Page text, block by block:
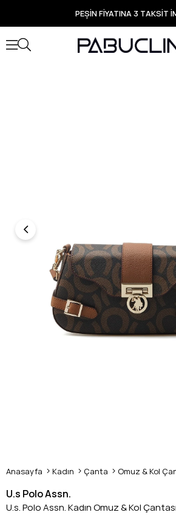
PEŞİN FİYATINA 3 TAKSİT
TÜM ÜRÜNLERDE ÜCRETSİZ
Yeni Sezon Ürünlerde Özel
Seçili Ürünlerde Hızlı
Anasayfa Kadın Çanta Omuz & Kol
U.s Polo Assn.
U.s. Polo Assn. Kadın Omuz & Kol